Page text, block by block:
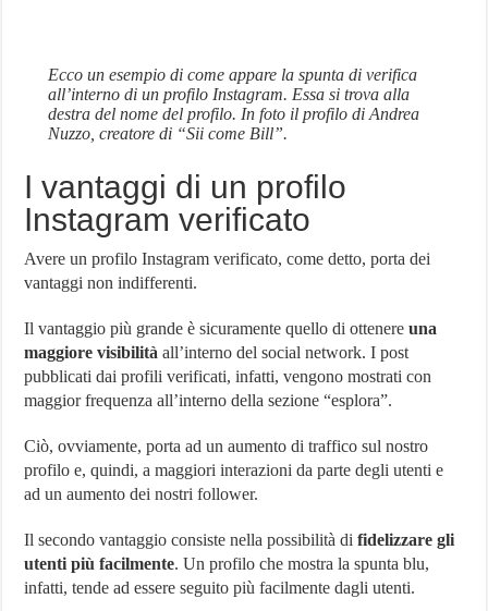
Ecco un esempio di come appare la spunta di verifica
all’interno di un profilo Instagram. Essa si trova alla
destra del nome del profilo. In foto il profilo di Andrea
Nuzzo, creatore di “Sii come Bill”.
I vantaggi di un profilo
Instagram verificato
Avere un profilo Instagram verificato, come detto, porta dei
vantaggi non indifferenti.
Il vantaggio più grande è sicuramente quello di ottenereuna
maggiore visibilità all’interno del social network. I post
pubblicati dai profili verificati, infatti, vengono mostrati con
maggior frequenza all’interno della sezione “esplora”.
Ciò, ovviamente, porta ad un aumento di traffico sul nostro
profilo e, quindi, a maggiori interazioni da parte degli utenti e
ad un aumento dei nostri follower.
Il secondo vantaggio consiste nella possibilità difidelizzare gli
utenti più facilmente. Un profilo che mostra la spunta blu,
infatti, tende ad essere seguito più facilmente dagli utenti.